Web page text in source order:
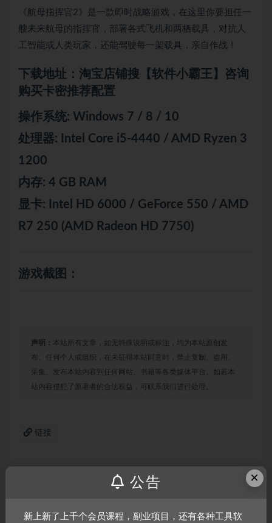
《航母指挥官2》是一款即时战略游戏，在这里你要担任一
艘未来航母的指挥官，部署各式飞机和两栖载具，对抗人
工智能或人类玩家，还能驾驶每一架载具，亲自作战！
下载地址：淘宝店铺搜【软件小霸王】咨询
购买卡密推荐配置
操作系统: Windows 7 / 8 / 10
处理器: Intel Core i5-4440 / AMD Ryzen 3
1200
内存: 4 GB RAM
显卡: Intel HD 6000 / GeForce 550 / AMD
R7 250 (AMD Radeon HD 7750)
游戏截图：
声明： 本站所有文章，如无特殊说明或标注，均为本站原创发
布。任何个人或组织，在未征得本站同意时，禁止复制、盗用、
采集、发布本站内容到任何网站、书籍等各类媒体平台。如若本
站内容侵犯了原著者的合法权益，可联系我们进行处理。
链接
上一篇×
公告
新上新了上千个会员课程，副业项目，还有各种工具软